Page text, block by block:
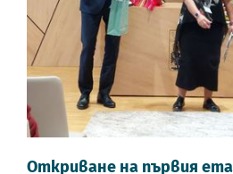
Oткриване на първия